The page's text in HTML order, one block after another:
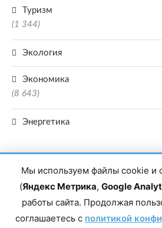
Туризм
(1 344)
Экология
Экономика
(8 643)
Энергетика
Главный редактор сетевого издания
редакции: 8(988)-292-94-34 Почта:
Мы используем файлы cookie и
(Яндекс Метрика, Google
работы сайта. Продолжая
соглашаетесь с политикой